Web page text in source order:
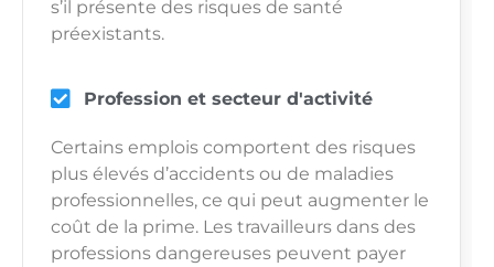
s’il présente des risques de santé
préexistants.
Profession et secteur d'activité
Certains emplois comportent des risques
plus élevés d’accidents ou de maladies
professionnelles, ce qui peut augmenter le
coût de la prime. Les travailleurs dans des
professions dangereuses peuvent payer